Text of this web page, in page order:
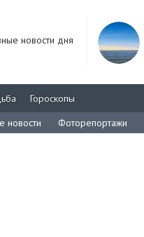
новости дня
Гороскопы
новости Фоторепортажи